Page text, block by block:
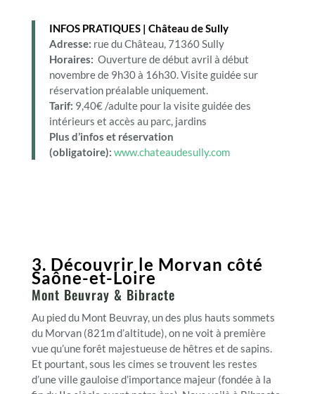
INFOS PRATIQUES | Château de Sully
Adresse: rue du Château, 71360 Sully
Horaires: Ouverture de début avril à début
novembre de 9h30 à 16h30. Visite guidée sur
réservation préalable uniquement.
Tarif: 9,40€ /adulte pour la visite guidée des
intérieurs et accès au parc, jardins
Plus d’infos et réservation
(obligatoire): www.chateaudesully.com
3. Découvrir le Morvan côté
Saône-et-Loire
Mont Beuvray & Bibracte
Au pied du Mont Beuvray, un des plus hauts sommets
du Morvan (821m d’altitude), on ne voit à première
vue qu’une forêt majestueuse de hêtres et de sapins.
Et pourtant, sous les cimes se trouvent les restes
d’une ville gauloise d’importance majeur (fondée à la